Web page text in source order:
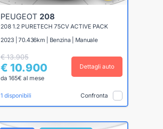
PEUGEOT 208
208 1.2 PURETECH 75CV ACTIVE PACK
2023 | 70.436km | Benzina | Manuale
€ 13.905
€ 10.900
da 165€ al mese
Dettagli auto
1 disponibili Confronta